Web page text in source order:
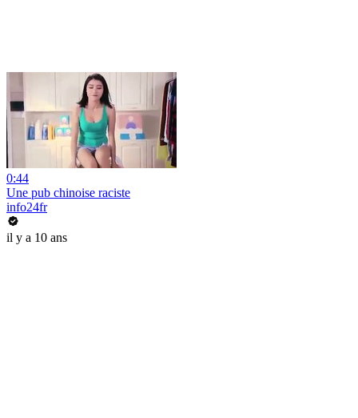
0:44
Une pub chinoise raciste
info24fr
il y a 10 ans